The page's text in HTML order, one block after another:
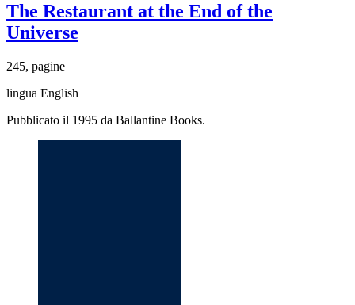
The Restaurant at the End of the
Universe
245, pagine
lingua English
Pubblicato il 1995 da Ballantine Books.